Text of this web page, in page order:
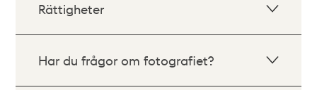
Rättigheter
Har du frågor om fotografiet?